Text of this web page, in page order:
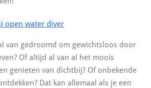
van gedroomd om gewichtsloos door
Of altijd al van al het moois
genieten van dichtbij? Of onbekende
Dat kan allemaal als je een